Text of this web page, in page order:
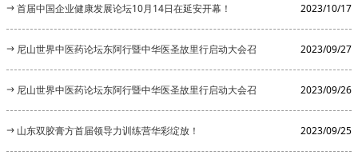
首届中国企业健康发展论坛10月14日在延安开幕！ 2023/10/17
尼山世界中医药论坛东阿行暨中华医圣故里行启动大会召
开
2023/09/27
尼山世界中医药论坛东阿行暨中华医圣故里行启动大会召
开
2023/09/26
山东双胶膏方首届领导力训练营华彩绽放！ 2023/09/25